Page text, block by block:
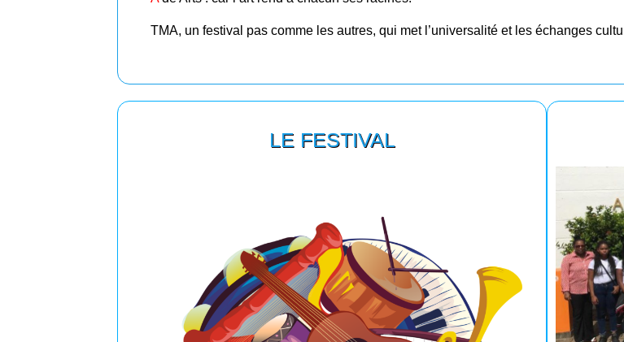
TMA, un festival pas comme les autres, qui met l’universalité et les échanges
LE FESTIVAL